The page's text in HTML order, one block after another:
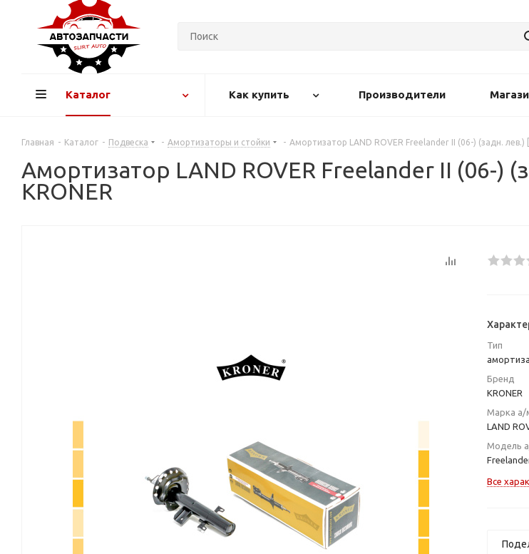
Каталог Как купить Производители
Главная - Каталог - Подвеска - Амортизаторы и стойки - Амортизатор LAND ROVER Freelander II (06-) (задн. лев.)
Амортизатор LAND ROVER Freelander II (06-)
KRONER
Тип
Бренд
KRONER
Марка а/
LAND
Модель
Все